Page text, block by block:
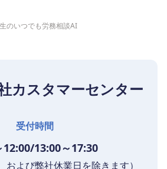
のいつでも労務相談AI
カスタマーセンター
受付時間
12:00/13:00～17:30
および弊社休業日を除きます）